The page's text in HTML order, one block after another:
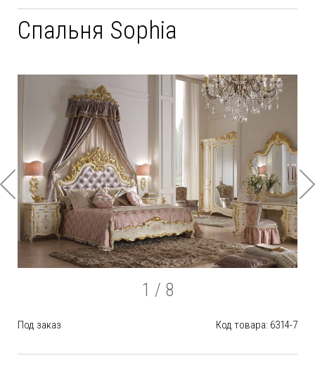
1 / 8
Спальня Sophia
Под заказ Код товара: 6314-7